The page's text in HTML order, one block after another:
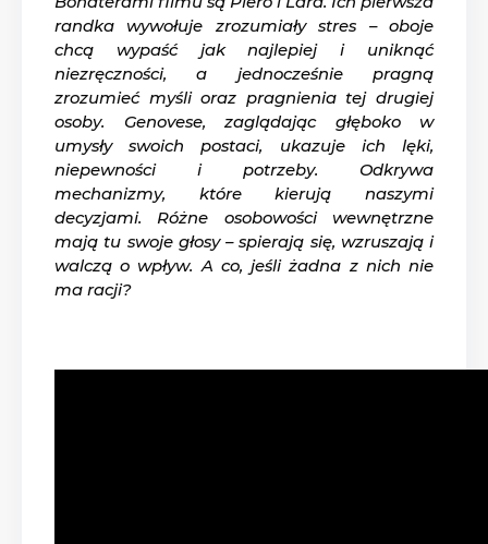
randka wywołuje zrozumiały stres – oboje
chcą wypaść jak najlepiej i uniknąć
niezręczności, a jednocześnie pragną
zrozumieć myśli oraz pragnienia tej drugiej
osoby. Genovese, zaglądając głęboko w
umysły swoich postaci, ukazuje ich lęki,
niepewności i potrzeby. Odkrywa
mechanizmy, które kierują naszymi
decyzjami. Różne osobowości wewnętrzne
mają tu swoje głosy – spierają się, wzruszają i
walczą o wpływ. A co, jeśli żadna z nich nie
ma racji?